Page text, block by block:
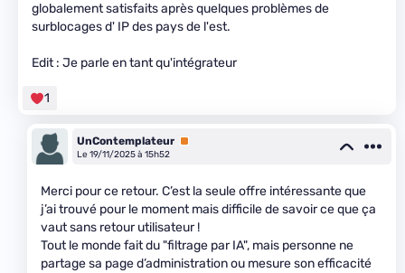
globalement satisfaits après quelques problèmes de
surblocages d' IP des pays de l'est.
Edit : Je parle en tant qu'intégrateur
1
UnContemplateur Premium
Le 19/11/2025 à 15h52
Merci pour ce retour. C’est la seule offre intéressante que
j’ai trouvé pour le moment mais difficile de savoir ce que ça
vaut sans retour utilisateur !
Tout le monde fait du "filtrage par IA", mais personne ne
partage sa page d’administration ou mesure son efficacité